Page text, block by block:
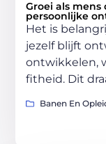
Groei als
persoonlijke
Het is
jezelf blijft
ontwikkelen,
fitheid. Dit
Banen En